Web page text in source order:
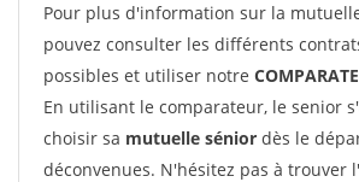
Pour plus d'information sur la
pouvez consulter les différents
possibles et utiliser notre
En utilisant le comparateur, le senior
choisir sa mutuelle sénior dès le
déconvenues. N'hésitez pas à trouver